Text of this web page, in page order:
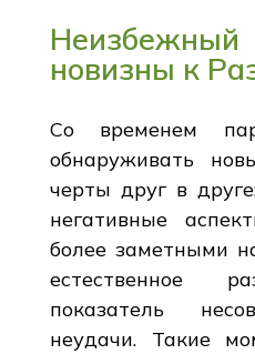
новизны к
Со временем
обнаруживать
черты друг в
негативные
более заметными
естественное
показатель
неудачи. Такие